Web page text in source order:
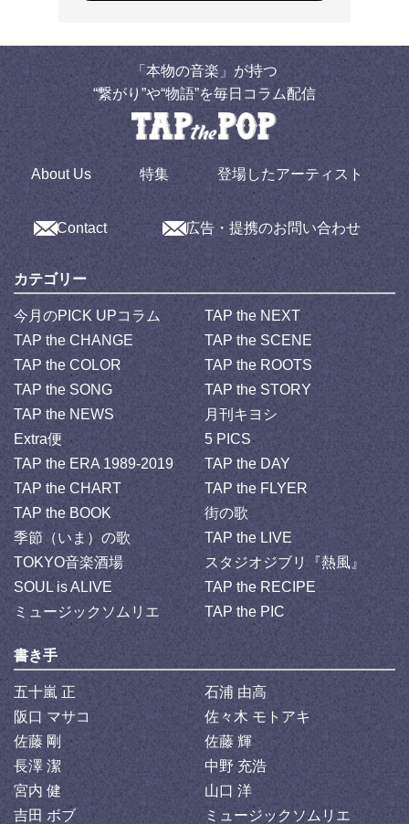
「本物の音楽」が持つ
“繋がり”や“物語”を毎日コラム配信
About Us 特集 登場したアーティスト
Contact 広告・提携のお問い合わせ
カテゴリー
今月のPICK UPコラム
TAP the NEXT
TAP the CHANGE
TAP the SCENE
TAP the COLOR
TAP the ROOTS
TAP the SONG
TAP the STORY
TAP the NEWS
月刊キヨシ
Extra便
5 PICS
TAP the ERA 1989-2019
TAP the DAY
TAP the CHART
TAP the FLYER
TAP the BOOK
街の歌
季節（いま）の歌
TAP the LIVE
TOKYO音楽酒場
スタジオジブリ『熱風』
SOUL is ALIVE
TAP the RECIPE
ミュージックソムリエ
TAP the PIC
書き手
五十嵐 正
石浦 由高
阪口 マサコ
佐々木 モトアキ
佐藤 剛
佐藤 輝
長澤 潔
中野 充浩
宮内 健
山口 洋
吉田 ボブ
ミュージックソムリエ